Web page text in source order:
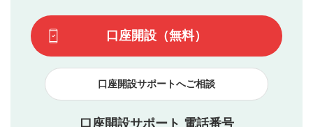
です）
てはお答えできません。各動画コンテンツへの掲載をもっ
て結果のご連絡といたします。ご了承ください。
下記の項目に該当すると判断された投稿内容は、掲載を
見合わせる場合がございます。
本動画コンテンツとは無関係の内容の投稿
他者への誹謗中傷や差別的表現投稿
公序良俗に反する内容の投稿
口座開設（無料）
口座開設サポートへご相談
口座開設サポート 電話番号